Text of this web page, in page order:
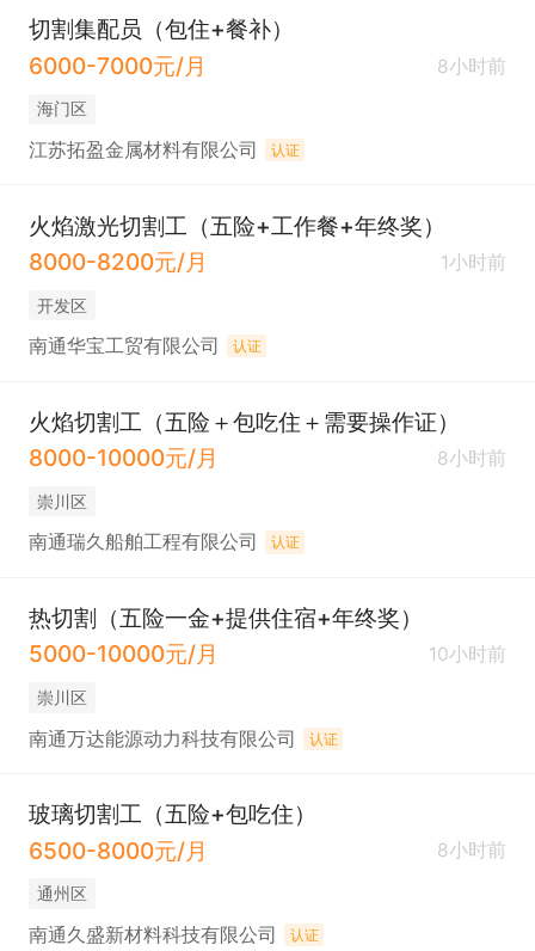
切割集配员（包住+餐补）
6000-7000元/月
8小时前
海门区
江苏拓盈金属材料有限公司 认证
火焰激光切割工（五险+工作餐+年终奖）
8000-8200元/月
1小时前
开发区
南通华宝工贸有限公司 认证
火焰切割工（五险＋包吃住＋需要操作证）
8000-10000元/月
8小时前
崇川区
南通瑞久船舶工程有限公司 认证
热切割（五险一金+提供住宿+年终奖）
5000-10000元/月
10小时前
崇川区
南通万达能源动力科技有限公司 认证
玻璃切割工（五险+包吃住）
6500-8000元/月
8小时前
通州区
南通久盛新材料科技有限公司 认证